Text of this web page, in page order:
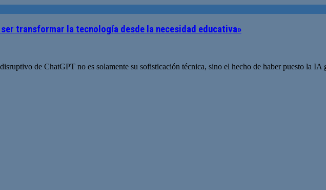
transformar la tecnología desde la necesidad educativa»
de ChatGPT no es solamente su sofisticación técnica, sino el hecho de haber puesto la IA